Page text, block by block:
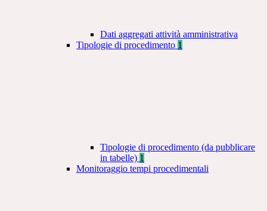
Dati aggregati attività amministrativa
Tipologie di procedimento 1
Tipologie di procedimento (da pubblicare
in tabelle) 1
Monitoraggio tempi procedimentali